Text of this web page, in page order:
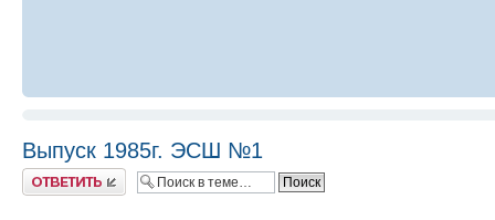
Выпуск 1985г. ЭСШ №1
Ответить